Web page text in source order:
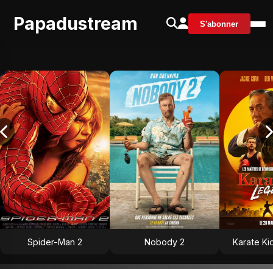
Papadustream S'abonner
Spider-Man 2 Nobody 2 Karate